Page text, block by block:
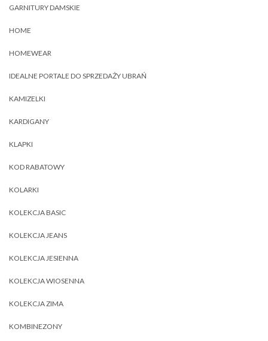
GARNITURY DAMSKIE
HOME
HOMEWEAR
IDEALNE PORTALE DO SPRZEDAŻY UBRAŃ
KAMIZELKI
KARDIGANY
KLAPKI
KOD RABATOWY
KOLARKI
KOLEKCJA BASIC
KOLEKCJA JEANS
KOLEKCJA JESIENNA
KOLEKCJA WIOSENNA
KOLEKCJA ZIMA
KOMBINEZONY